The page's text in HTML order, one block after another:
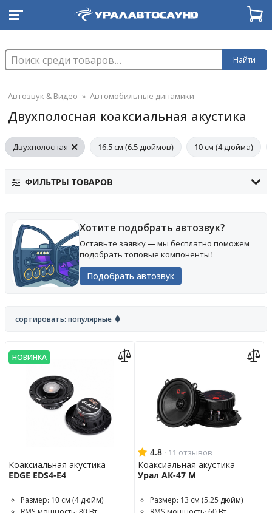
Найти
Автозвук & Видео » Автомобильные динамики
Двухполосная коаксиальная акустика
Двухполосная 16.5 см (6.5 дюймов) 10 см (4 дюйма)
ФИЛЬТРЫ ТОВАРОВ
Хотите подобрать автозвук?
Оставьте заявку — мы бесплатно поможем
подобрать топовые компоненты!
Подобрать автозвук
сортировать: популярные
НОВИНКА
Коаксиальная акустика
EDGE EDS4-E4
Размер: 10 см (4 дюйм)
4.8 · 11 отзывов
Коаксиальная акустика
Урал АК-47 М
Размер: 13 см (5.25 дюйм)